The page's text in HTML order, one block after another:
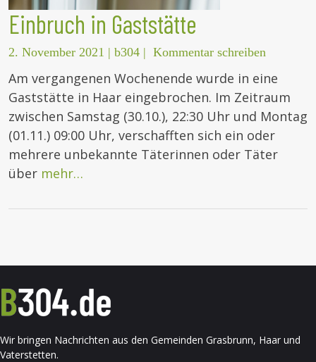
Einbruch in Gaststätte
2. November 2021 | b304 | Kommentar schreiben
Am vergangenen Wochenende wurde in eine
Gaststätte in Haar eingebrochen. Im Zeitraum
zwischen Samstag (30.10.), 22:30 Uhr und Montag
(01.11.) 09:00 Uhr, verschafften sich ein oder
mehrere unbekannte Täterinnen oder Täter
über mehr…
Wir bringen Nachrichten aus den Gemeinden Grasbrunn, Haar und
Vaterstetten.